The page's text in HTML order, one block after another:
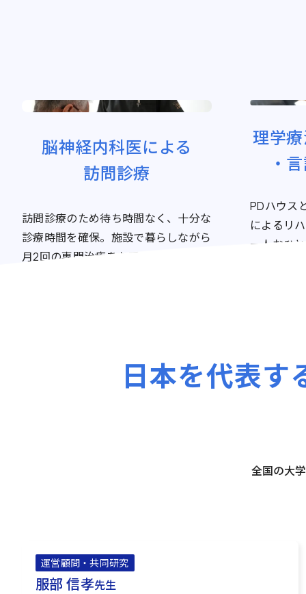
脳神経内科医による
訪問診療
訪問診療のため待ち時間なく、十分な
診療時間を確保。施設で暮らしながら
月2回の専門治療をお受けできます。
理学
・
PDハウス
によるリ
一人おひ
日本を代表す
全国の大
運営顧問・共同研究
服部 信孝先生